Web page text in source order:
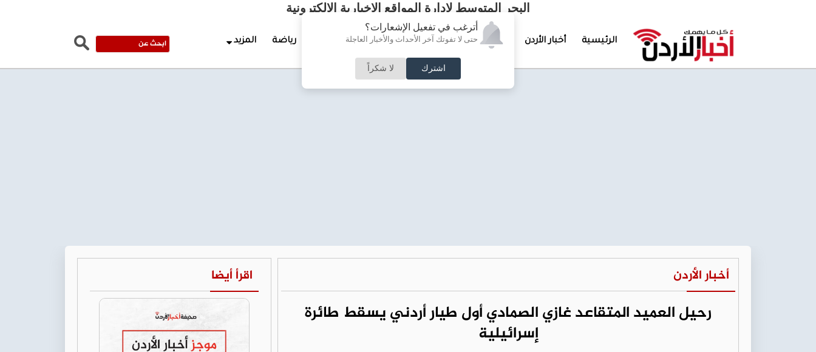
أترغب في تفعيل الإشعارات؟
حتى لا تفوتك آخر الأحداث والأخبار العاجلة
اشترك لا شكراً
البحر المتوسط لإدارة المواقع الإخبارية الالكترونية
الرئيسية أخبار الأردن تغطيات خاصة لقاء الأسبوع جرائم وحوادث رياضة المزيد
أخبار الأردن
رحيل العميد المتقاعد غازي الصمادي أول طيار أردني يسقط طائرة
إسرائيلية
اقرأ أيضا